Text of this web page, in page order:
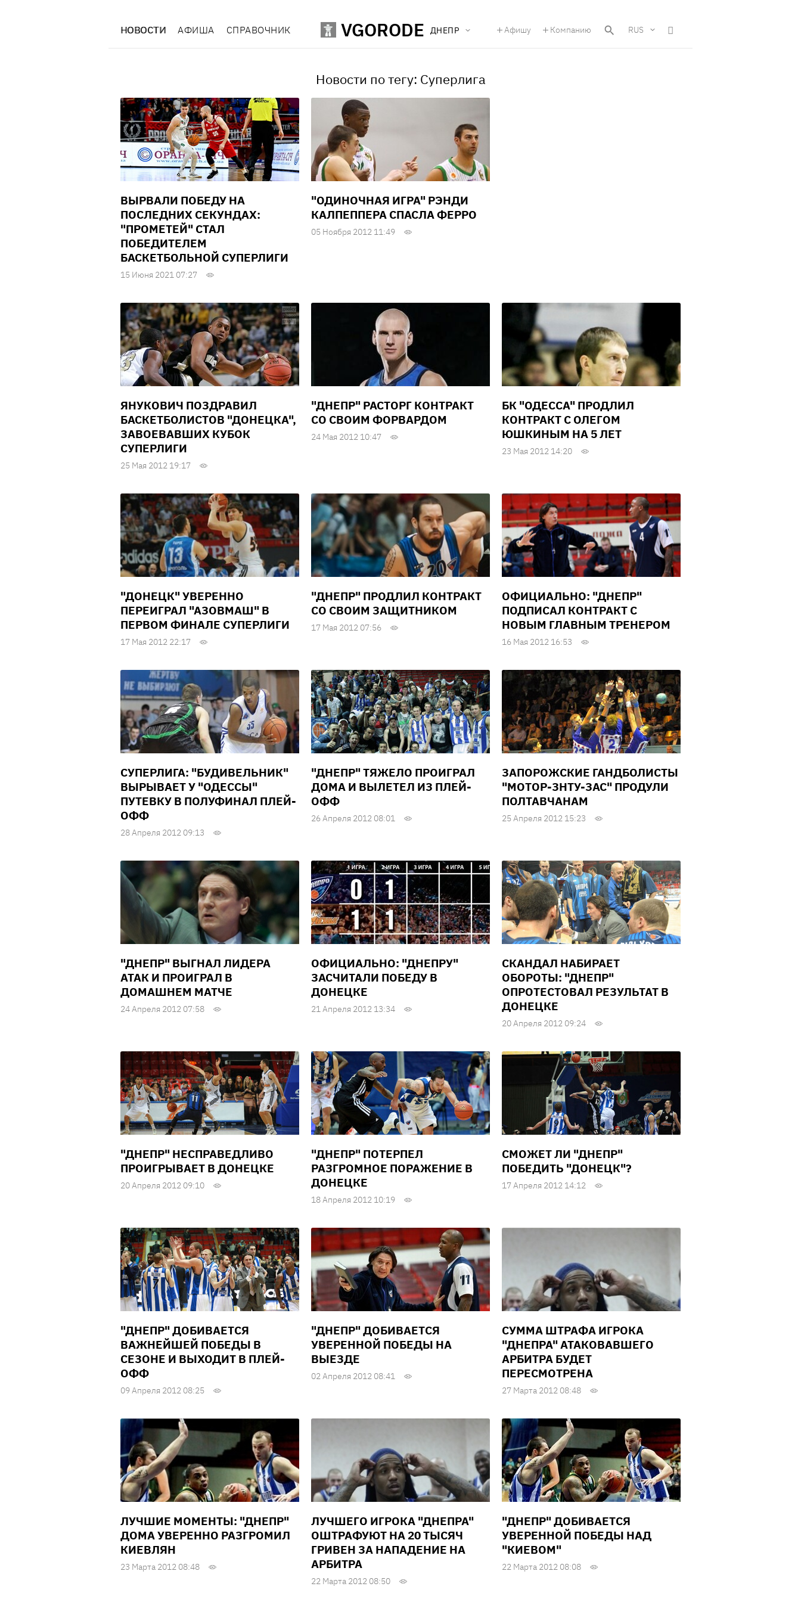
НОВОСТИ АФИША СПРАВОЧНИК VGORODE ДНЕПР Афишу Компанию RUS
Новости по тегу: Суперлига
ВЫРВАЛИ ПОБЕДУ НА
ПОСЛЕДНИХ СЕКУНДАХ:
"ПРОМЕТЕЙ" СТАЛ
ПОБЕДИТЕЛЕМ
БАСКЕТБОЛЬНОЙ СУПЕРЛИГИ
15 Июня 2021 07:27
"ОДИНОЧНАЯ ИГРА" РЭНДИ
КАЛПЕППЕРА СПАСЛА ФЕРРО
05 Ноября 2012 11:49
ЯНУКОВИЧ ПОЗДРАВИЛ
БАСКЕТБОЛИСТОВ "ДОНЕЦКА",
ЗАВОЕВАВШИХ КУБОК
СУПЕРЛИГИ
25 Мая 2012 19:17
"ДНЕПР" РАСТОРГ КОНТРАКТ
СО СВОИМ ФОРВАРДОМ
24 Мая 2012 10:47
БК "ОДЕССА" ПРОДЛИЛ
КОНТРАКТ С ОЛЕГОМ
ЮШКИНЫМ НА 5 ЛЕТ
23 Мая 2012 14:20
"ДОНЕЦК" УВЕРЕННО
ПЕРЕИГРАЛ "АЗОВМАШ" В
ПЕРВОМ ФИНАЛЕ СУПЕРЛИГИ
17 Мая 2012 22:17
"ДНЕПР" ПРОДЛИЛ КОНТРАКТ
СО СВОИМ ЗАЩИТНИКОМ
17 Мая 2012 07:56
ОФИЦИАЛЬНО: "ДНЕПР"
ПОДПИСАЛ КОНТРАКТ С
НОВЫМ ГЛАВНЫМ ТРЕНЕРОМ
16 Мая 2012 16:53
СУПЕРЛИГА: "БУДИВЕЛЬНИК"
ВЫРЫВАЕТ У "ОДЕССЫ"
ПУТЕВКУ В ПОЛУФИНАЛ ПЛЕЙ-
ОФФ
28 Апреля 2012 09:13
"ДНЕПР" ТЯЖЕЛО ПРОИГРАЛ
ДОМА И ВЫЛЕТЕЛ ИЗ ПЛЕЙ-
ОФФ
26 Апреля 2012 08:01
ЗАПОРОЖСКИЕ ГАНДБОЛИСТЫ
"МОТОР-ЗНТУ-ЗАС" ПРОДУЛИ
ПОЛТАВЧАНАМ
25 Апреля 2012 15:23
"ДНЕПР" ВЫГНАЛ ЛИДЕРА
АТАК И ПРОИГРАЛ В
ДОМАШНЕМ МАТЧЕ
24 Апреля 2012 07:58
ОФИЦИАЛЬНО: "ДНЕПРУ"
ЗАСЧИТАЛИ ПОБЕДУ В
ДОНЕЦКЕ
21 Апреля 2012 13:34
СКАНДАЛ НАБИРАЕТ
ОБОРОТЫ: "ДНЕПР"
ОПРОТЕСТОВАЛ РЕЗУЛЬТАТ В
ДОНЕЦКЕ
20 Апреля 2012 09:24
"ДНЕПР" НЕСПРАВЕДЛИВО
ПРОИГРЫВАЕТ В ДОНЕЦКЕ
20 Апреля 2012 09:10
"ДНЕПР" ПОТЕРПЕЛ
РАЗГРОМНОЕ ПОРАЖЕНИЕ В
ДОНЕЦКЕ
18 Апреля 2012 10:19
СМОЖЕТ ЛИ "ДНЕПР"
ПОБЕДИТЬ "ДОНЕЦК"?
17 Апреля 2012 14:12
"ДНЕПР" ДОБИВАЕТСЯ
ВАЖНЕЙШЕЙ ПОБЕДЫ В
СЕЗОНЕ И ВЫХОДИТ В ПЛЕЙ-
ОФФ
09 Апреля 2012 08:25
"ДНЕПР" ДОБИВАЕТСЯ
УВЕРЕННОЙ ПОБЕДЫ НА
ВЫЕЗДЕ
02 Апреля 2012 08:41
СУММА ШТРАФА ИГРОКА
"ДНЕПРА" АТАКОВАВШЕГО
АРБИТРА БУДЕТ
ПЕРЕСМОТРЕНА
27 Марта 2012 08:48
ЛУЧШИЕ МОМЕНТЫ: "ДНЕПР"
ДОМА УВЕРЕННО РАЗГРОМИЛ
КИЕВЛЯН
23 Марта 2012 08:48
ЛУЧШЕГО ИГРОКА "ДНЕПРА"
ОШТРАФУЮТ НА 20 ТЫСЯЧ
ГРИВЕН ЗА НАПАДЕНИЕ НА
АРБИТРА
22 Марта 2012 08:50
"ДНЕПР" ДОБИВАЕТСЯ
УВЕРЕННОЙ ПОБЕДЫ НАД
"КИЕВОМ"
22 Марта 2012 08:08